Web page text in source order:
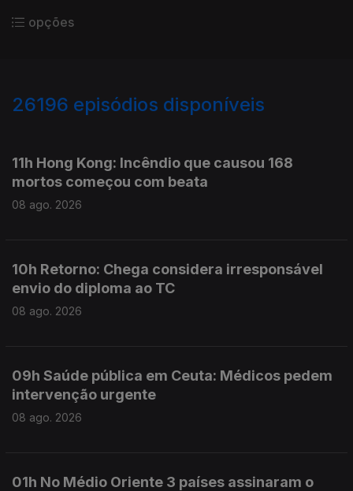
opções
26196 episódios disponíveis
11h Hong Kong: Incêndio que causou 168
mortos começou com beata
08 ago. 2026
10h Retorno: Chega considera irresponsável
envio do diploma ao TC
08 ago. 2026
09h Saúde pública em Ceuta: Médicos pedem
intervenção urgente
08 ago. 2026
01h No Médio Oriente 3 países assinaram o